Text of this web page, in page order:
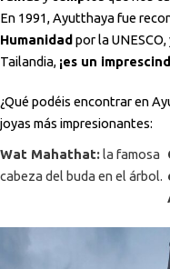
En 1991, Ayutthaya fue
Humanidadpor la
Tailandia, ¡es un
¿Qué podéis encontrar en
joyas más impresionantes:
Wat Mahathat:la famosa
cabeza del buda en el árbol.